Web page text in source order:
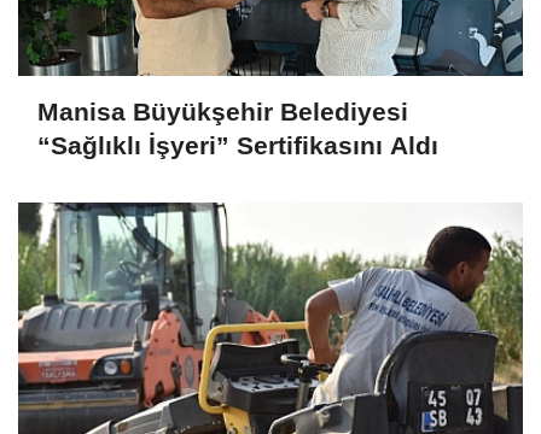
Manisa Büyükşehir Belediyesi
“Sağlıklı İşyeri” Sertifikasını Aldı